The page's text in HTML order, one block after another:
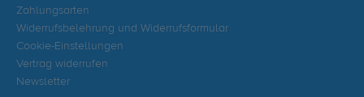
Zahlungsarten
Widerrufsbelehrung und Widerrufsformular
Cookie-Einstellungen
Vertrag widerrufen
Newsletter